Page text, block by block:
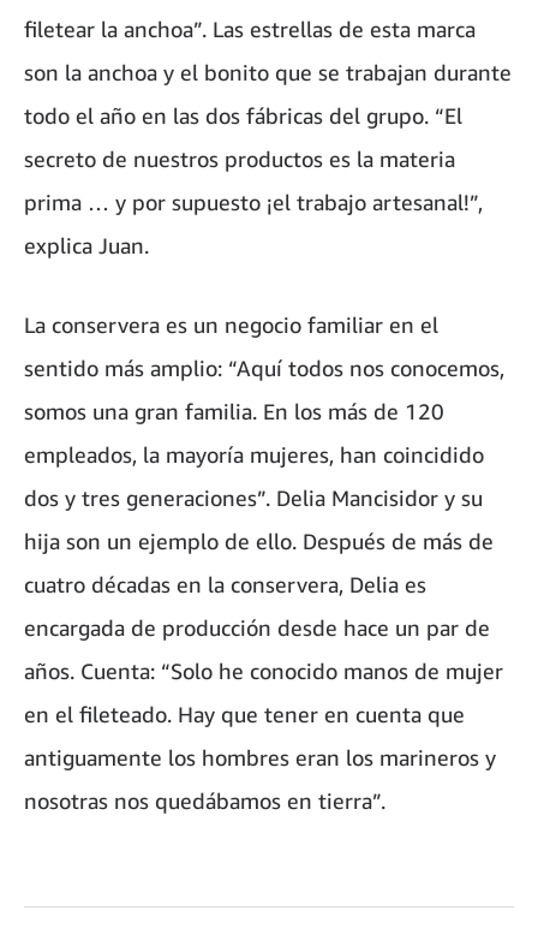
filetear la anchoa”. Las estrellas de esta marca
son la anchoa y el bonito que se trabajan durante
todo el año en las dos fábricas del grupo. “El
secreto de nuestros productos es la materia
prima … y por supuesto ¡el trabajo artesanal!”,
explica Juan.
La conservera es un negocio familiar en el
sentido más amplio: “Aquí todos nos conocemos,
somos una gran familia. En los más de 120
empleados, la mayoría mujeres, han coincidido
dos y tres generaciones”. Delia Mancisidor y su
hija son un ejemplo de ello. Después de más de
cuatro décadas en la conservera, Delia es
encargada de producción desde hace un par de
años. Cuenta: “Solo he conocido manos de mujer
en el fileteado. Hay que tener en cuenta que
antiguamente los hombres eran los marineros y
nosotras nos quedábamos en tierra”.